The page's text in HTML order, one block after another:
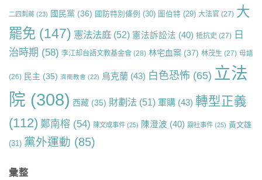
二四刺蔣 (23) 國民黨 (36) 國防特別條例 (30) 圖伯特 (29) 大法官 (27) 大
罷免 (147) 憲法法庭 (52) 憲法訴訟法 (40) 抵抗史 (27) 日
治時期 (58) 李江却台語文教基金會 (28) 林宅血案 (37) 林茂生 (27) 母語
(26) 民主 (35) 濟南教會 (22) 烏克蘭 (43) 白色恐怖 (65) 立法
院 (308) 西藏 (35) 財劃法 (51) 軍購 (43) 轉型正義
(112) 鄭南榕 (54) 陳文成事件 (25) 陳澄波 (40) 霧社事件 (25) 黃文雄
(31) 黨外運動 (85)
彙整